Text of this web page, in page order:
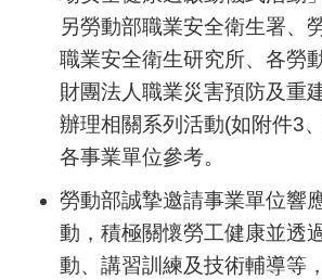
另勞動部職業安全衛生署、
職業安全衛生研究所、各勞
財團法人職業災害預防及重
辦理相關系列活動(如附件3
各事業單位參考。
勞動部誠摯邀請事業單位響
動，積極關懷勞工健康並透
動、講習訓練及技術輔導等